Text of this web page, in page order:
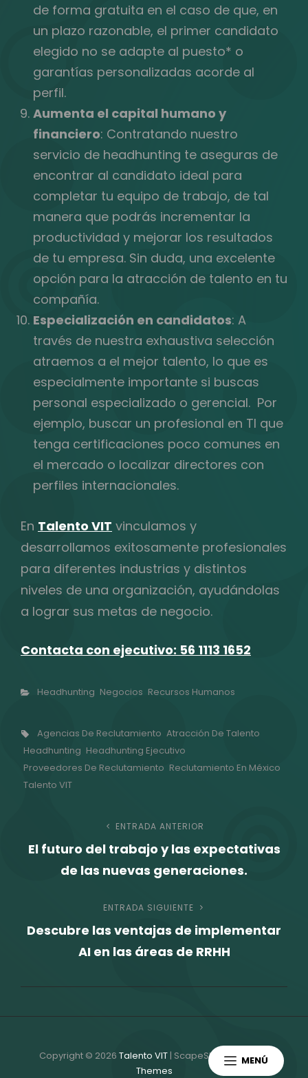
MENÚ
de forma gratuita en el caso de que, en
un plazo razonable, el primer candidato
elegido no se adapte al puesto* o
garantías personalizadas acorde al
perfil.
Aumenta el capital humano y
financiero: Contratando nuestro
servicio de headhunting te aseguras de
encontrar al candidato ideal para
completar tu equipo de trabajo, de tal
manera que podrás incrementar la
productividad y mejorar los resultados
de tu empresa. Sin duda, una excelente
opción para la atracción de talento en tu
compañía.
Especialización en candidatos: A
través de nuestra exhaustiva selección
atraemos a el mejor talento, lo que es
especialmente importante si buscas
personal especializado o gerencial. Por
ejemplo, buscar un profesional en TI que
tenga certificaciones poco comunes en
el mercado o localizar directores con
perfiles internacionales.
En Talento VIT vinculamos y
desarrollamos exitosamente profesionales
para diferentes industrias y distintos
niveles de una organización, ayudándolas
a lograr sus metas de negocio.
Contacta con ejecutivo: 56 1113 1652
Categorías
Headhunting Negocios Recursos Humanos
Etiquetas,
Agencias De Reclutamiento Atracción De Talento
Headhunting Headhunting Ejecutivo
Proveedores De Reclutamiento Reclutamiento En México
Talento VIT
Navegación
entradas
Entrada
anterior
ENTRADA ANTERIOR
El futuro del trabajo y las expectativas
de las nuevas generaciones.
Entrada
siguiente
ENTRADA SIGUIENTE
Descubre las ventajas de implementar
AI en las áreas de RRHH
Copyright © 2026 Talento VIT| ScapeShot PorCatch
Themes